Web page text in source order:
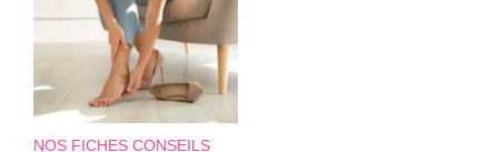
NOS FICHES CONSEILS